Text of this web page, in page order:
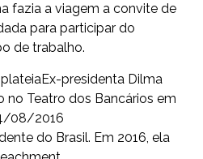
fazia a viagem a convite de
para participar do
de trabalho.
Ex-presidenta Dilma
no Teatro dos Bancários em
08/2016
do Brasil. Em 2016, ela